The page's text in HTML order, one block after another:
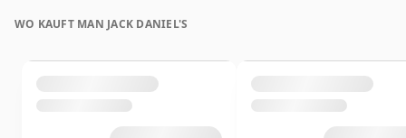
WO KAUFT MAN JACK DANIEL'S